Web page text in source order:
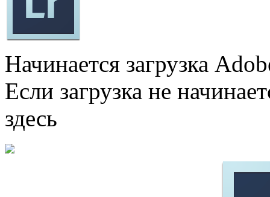
Начинается загрузка
Если загрузка не
здесь